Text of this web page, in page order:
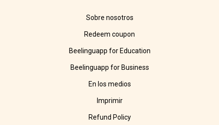
Sobre nosotros
Redeem coupon
Beelinguapp for Education
Beelinguapp for Business
En los medios
Imprimir
Refund Policy